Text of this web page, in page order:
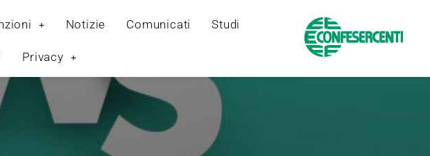
Notizie Comunicati Studi
Privacy